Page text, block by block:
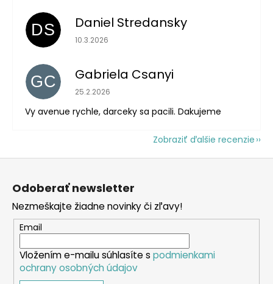
DS Daniel Stredansky
Hodnotenie obchodu je 5 z 5 hviezdičiek.
10.3.2026
GC Gabriela Csanyi
Hodnotenie obchodu je 5 z 5 hviezdičiek.
25.2.2026
Vy avenue rychle, darceky sa pacili. Dakujeme
Zobraziť ďalšie recenzie
Z
Odoberať newsletter
Nezmeškajte žiadne novinky či zľavy!
Email
Vložením e-mailu súhlasíte s podmienkami
ochrany osobných údajov